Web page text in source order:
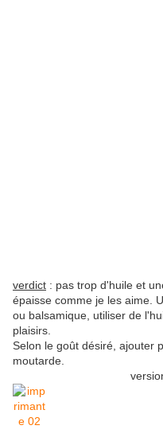
verdict : pas trop d'huile et
épaisse comme je les aime.
ou balsamique, utiliser de
plaisirs.
Selon le goût désiré, ajouter
moutarde.